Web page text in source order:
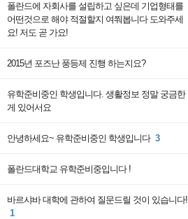
폴란드에 자회사를 설립하고 싶은데 기업형태를
어떤것으로 해야 적절할지 여쭤봅니다 도와주세
요! 저도 곧 가요!
2015년 포즈난 풍등제 진행 하는지요?
유학준비중인 학생입니다. 생활정보 정말 궁금한
게 있어서요
안녕하세요~ 유학준비중인 학생입니다 3
폴란드대학교 유학준비중입니다 !
바르샤바 대학에 관하여 질문드릴 것이 있습니다!
1